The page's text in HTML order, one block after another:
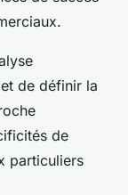
de définir la
de
particuliers